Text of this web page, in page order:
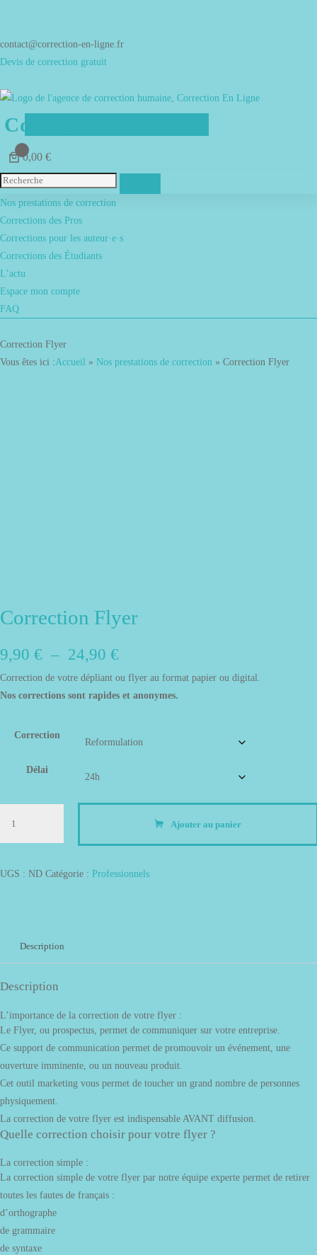
contenu
contact@correction-en-ligne.fr
Devis de correction gratuit
Correction En Ligne
0,00 €
Menu
Nos prestations de correction
Corrections des Pros
Corrections pour les auteur·e·s
Corrections des Étudiants
L’actu
Espace mon compte
FAQ
Correction Flyer
Vous êtes ici :Accueil » Nos prestations de correction » Correction Flyer
Correction Flyer
9,90 € – 24,90 €
de
9,90 €
24,90 €
Correction de votre dépliant ou flyer au format papier ou digital.
Nos corrections sont rapides et anonymes.
Correction
Délai
Ajouter au panier
UGS : ND Catégorie : Professionnels
Description
Description
L’importance de la correction de votre flyer :
Le Flyer, ou prospectus, permet de communiquer sur votre entreprise.
Ce support de communication permet de promouvoir un événement, une
ouverture imminente, ou un nouveau produit.
Cet outil marketing vous permet de toucher un grand nombre de personnes
physiquement.
La correction de votre flyer est indispensable AVANT diffusion.
Quelle correction choisir pour votre flyer ?
La correction simple :
La correction simple de votre flyer par notre équipe experte permet de retirer
toutes les fautes de français :
d’orthographe
de grammaire
de syntaxe